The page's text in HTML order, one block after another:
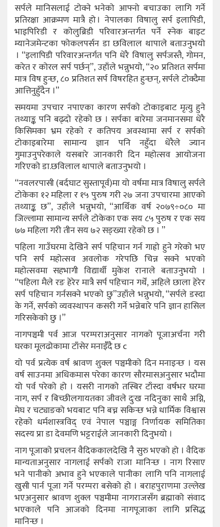
सर्पले मानिसलाई टोक्ने भनेको आफ्नो बचाउका लागि गर्ने
प्रतिरक्षा आक्रमण मात्रै हो । नेपालका विषालु सर्प इलापिडी,
भाइपिरिडी र कोलुब्रिडी परिवारअन्तर्गत पर्ने स्नेक बाइट
म्यानेजमेन्टका फोकलपर्सन डा छविलाल थापाले बताउनुभयो
। “इलापिडी परिवारअन्तर्गत पनि धेरै विषालु सर्पजस्तै, गोमन,
करेत र कोरल सर्प पर्छन्”, उहाँले भन्नुभयो, “२० प्रतिशत सर्पमा
मात्र विष हुन्छ, ८० प्रतिशत सर्प विषरहित हुन्छन्, सर्पले टोक्दैमा
आत्तिनुहुँदैन ।”
समयमा उपचार नपाएका कारण सर्पको टोकाइबाट मृत्यु हुने
तथ्याङ्क पनि बढ्दो रहेको छ । सर्पका बारेमा जनमानसमा धेरै
किसिमका भ्रम रहेको र कतिपय अवस्थामा सर्प र सर्पको
टोकाइबारेमा सामान्य ज्ञान पनि नहुँदा धेरैले ज्यान
गुमाउनुपरेकाले यसबारे जानकारी दिन महोत्सव आयोजना
गरिएको डा.छविलाल थापाले बताउनुभयो ।
“नवलरपासी (बर्दघाट सुस्तापूर्व)मा यो वर्षमा मात्र विषालु सर्पले
टोकेका १२ महिला र १५ पुरुष गरी २७ जना उपचारमा आएको
तथ्याङ्क छ”, उहाँले भन्नुभयो, “आर्थिक वर्ष २०७९÷०८० मा
जिल्लामा सामान्य सर्पले टोकेका एक सय ८५ पुरुष र एक सय
७७ महिला गरी तीन सय ७२ सङ्ख्या रहेको छ । ”
पहिला गाउँघरमा देखिने सर्प पहिचान गर्न गाह्रो हुने गरेको भए
पनि सर्प महोत्सव अवलोक गरेपछि चिन्न सक्ने भएको
महोत्सवमा सहभागी विद्यार्थी मुकेश रानाले बताउनुभयो ।
“पहिला मैले रङ हेरेर मात्रै सर्प पहिचान गर्थें, अहिले छाला हेरेर
सर्प पहिचान गर्नसक्ने भएको छु”उहाँले भन्नुभयो, “सर्पले डस्दा
के गर्ने, सर्पको व्यवस्थापन कसरी गर्ने भन्नेबारे पनि ज्ञान हासिल
गरिसकेको छु ।”
नागपञ्चमी पर्व आज परम्पराअनुसार नागको पूजाअर्चना गरी
घरका मूलढोकामा टाँसेर मनाइँँदै छ c
यो पर्व प्रत्येक वर्ष श्रावण शुक्ल पञ्चमीको दिन मनाइन्छ । यस
वर्ष साउनमा अधिकमास परेका कारण सौरमासअनुसार भदौमा
यो पर्व परेको हो । यसरी नागको तस्बिर टाँस्दा वर्षभर घरमा
नाग, सर्प र बिच्छीलगायतका जीवले दुःख नदिनुका साथै अग्नि,
मेघ र चट्याङको भयबाट पनि बच्न सकिन्छ भन्ने धार्मिक विश्वास
रहेको धर्मशास्त्रविद् एवं नेपाल पञ्चाङ्ग निर्णायक समितिका
सदस्य प्रा डा देवमणि भट्टराईले जानकारी दिनुभयो ।
नाग पूजाको प्रचलन वैदिककालदेखि नै सुरु भएको हो । वैदिक
मान्यताअनुसार नागलाई सर्पको राजा मानिन्छ । नाग रिसाए
भने पानीको अभाव हुने भएकाले पानीका लागि पनि नागलाई
खुसी पार्न पूजा गर्ने परम्परा बसेको हो । बराहपुराणमा उल्लेख
भएअनुसार श्रावण शुक्ल पञ्चमीमा नागराजसँग ब्रह्माको संवाद
भएकाले पनि आजको दिनमा नागपूजाका लागि प्रसिद्ध
मानिन्छ ।